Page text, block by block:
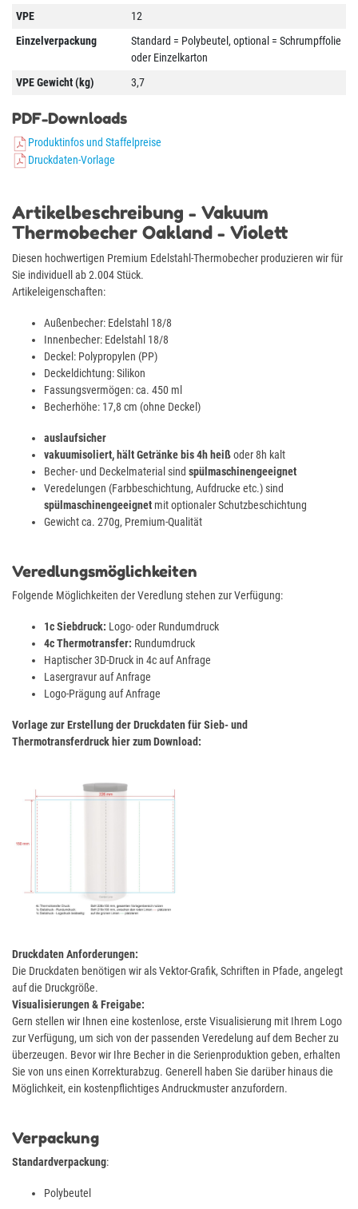
VPE
12
Einzelverpackung
Standard = Polybeutel, optional = Schrumpffolie
oder Einzelkarton
VPE Gewicht (kg)
3,7
PDF-Downloads
Produktinfos und Staffelpreise
Druckdaten-Vorlage
Artikelbeschreibung - Vakuum
Thermobecher Oakland - Violett
Diesen hochwertigen Premium Edelstahl-Thermobecher produzieren wir für
Sie individuell ab 2.004 Stück.
Artikeleigenschaften:
Außenbecher: Edelstahl 18/8
Innenbecher: Edelstahl 18/8
Deckel: Polypropylen (PP)
Deckeldichtung: Silikon
Fassungsvermögen: ca. 450 ml
Becherhöhe: 17,8 cm (ohne Deckel)
auslaufsicher
vakuumisoliert, hält Getränke bis 4h heißoder 8h kalt
Becher- und Deckelmaterial sind spülmaschinengeeignet
Veredelungen (Farbbeschichtung, Aufdrucke etc.) sind
spülmaschinengeeignet mit optionaler Schutzbeschichtung
Gewicht ca. 270g, Premium-Qualität
Veredlungsmöglichkeiten
Folgende Möglichkeiten der Veredlung stehen zur Verfügung:
1c Siebdruck: Logo- oder Rundumdruck
4c Thermotransfer: Rundumdruck
Haptischer 3D-Druck in 4c auf Anfrage
Lasergravur auf Anfrage
Logo-Prägung auf Anfrage
Vorlage zur Erstellung der Druckdaten für Sieb- und
Thermotransferdruck hier zum Download:
Druckdaten Anforderungen:
Die Druckdaten benötigen wir als Vektor-Grafik, Schriften in Pfade, angelegt
auf die Druckgröße.
Visualisierungen & Freigabe:
Gern stellen wir Ihnen eine kostenlose, erste Visualisierung mit Ihrem Logo
zur Verfügung, um sich von der passenden Veredelung auf dem Becher zu
überzeugen. Bevor wir Ihre Becher in die Serienproduktion geben, erhalten
Sie von uns einen Korrekturabzug. Generell haben Sie darüber hinaus die
Möglichkeit, ein kostenpflichtiges Andruckmuster anzufordern.
Verpackung
Standardverpackung:
Polybeutel